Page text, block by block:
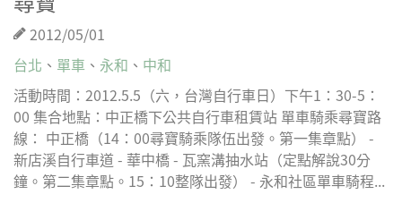
2012/05/01
台北 、 單車 、 永和 、 中和
活動時間：2012.5.5（六，台灣自行車日）下午1：30-5：
00 集合地點：中正橋下公共自行車租賃站 單車騎乘尋寶路
線： 中正橋（14：00尋寶騎乘隊伍出發。第一集章點） -
新店溪自行車道 - 華中橋 - 瓦窯溝抽水站（定點解說30分
鐘。第二集章點。15：10整隊出發） - 永和社區單車騎程...